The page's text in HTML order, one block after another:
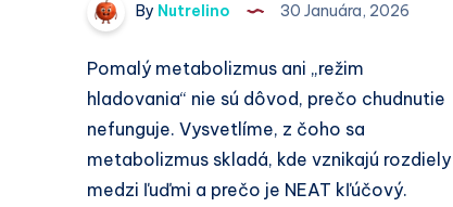
By Nutrelino 30 Januára, 2026
Pomalý metabolizmus ani „režim
hladovania“ nie sú dôvod, prečo chudnutie
nefunguje. Vysvetlíme, z čoho sa
metabolizmus skladá, kde vznikajú rozdiely
medzi ľuďmi a prečo je NEAT kľúčový.